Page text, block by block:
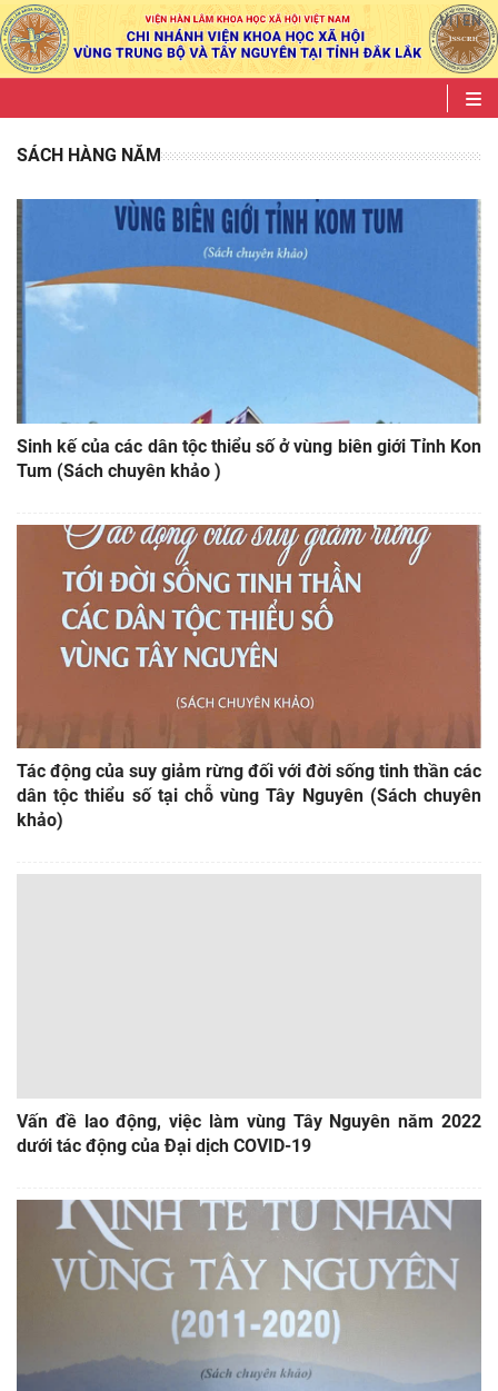
VI|EN
SÁCH HÀNG NĂM
Sinh kế của các dân tộc thiểu số ở vùng biên giới Tỉnh Kon
Tum (Sách chuyên khảo )
Tác động của suy giảm rừng đối với đời sống tinh thần các
dân tộc thiểu số tại chỗ vùng Tây Nguyên (Sách chuyên
khảo)
Vấn đề lao động, việc làm vùng Tây Nguyên năm 2022
dưới tác động của Đại dịch COVID-19